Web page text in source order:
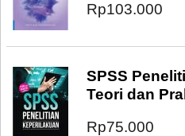
Rp103.000
SPSS
Teori dan
Rp75.000